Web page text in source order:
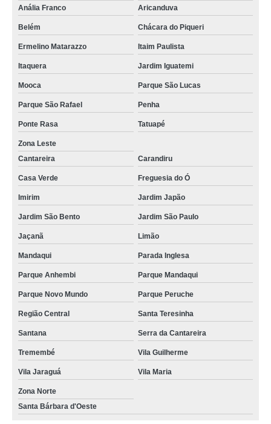
Anália Franco
Aricanduva
Belém Chácara do Piqueri
Ermelino Matarazzo Itaim Paulista
Itaquera Jardim Iguatemi
Mooca Parque São Lucas
Parque São Rafael Penha
Ponte Rasa Tatuapé
Zona Leste
Cantareira
Carandiru
Casa Verde Freguesia do Ó
Imirim Jardim Japão
Jardim São Bento Jardim São Paulo
Jaçanã Limão
Mandaqui Parada Inglesa
Parque Anhembi Parque Mandaqui
Parque Novo Mundo Parque Peruche
Região Central Santa Teresinha
Santana Serra da Cantareira
Tremembé Vila Guilherme
Vila Jaraguá Vila Maria
Zona Norte
Santa Bárbara d'Oeste